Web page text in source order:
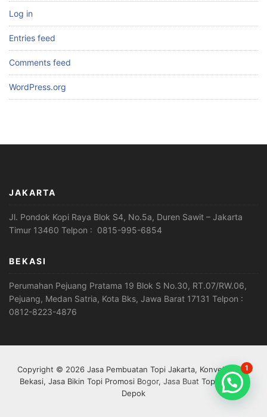
Log in
Entries feed
Comments feed
WordPress.org
JAKARTA
Jl. Pondok Kopi Raya Blok S4, No.5a, Duren Sawit – Jakarta
Timur 13460 Telpon : 0815-995-6854
BEKASI
Perumahan Pejuang Pratama 19 Blok S No.30, RT.07/RW.06,
Pejuang, Medan Satria, Kota Bks, Jawa Barat 17131 Telpon :
0812-8223-4876
Copyright © 2026 Jasa Pembuatan Topi Jakarta, Konveksi Topi
Bekasi, Jasa Bikin Topi Promosi Bogor, Jasa Buat Topi Custom
Depok
Open Chat
1